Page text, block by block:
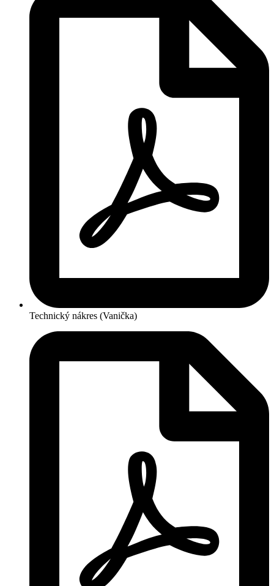
Technický nákres (Vanička)